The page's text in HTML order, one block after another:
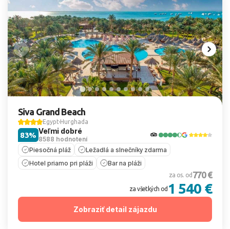
Siva Grand Beach
Egypt Hurghada
Veľmi dobré
8588 hodnotení
83%
Piesočná pláž
Ležadlá a slnečníky zdarma
Hotel priamo pri pláži
Bar na pláži
za os. od 770 €
za všetkých od 1 540 €
Zobraziť detail zájazdu